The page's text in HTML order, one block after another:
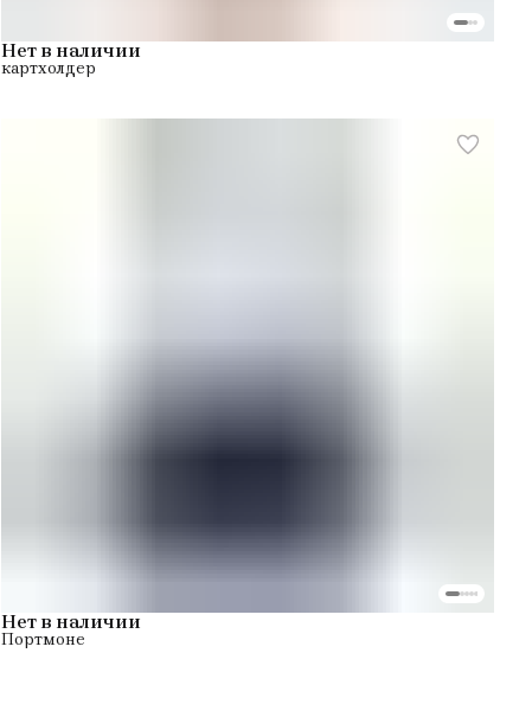
Нет в наличии
картхолдер
Нет в наличии
Портмоне